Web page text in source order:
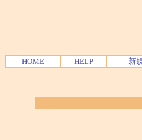
HOME HELP 新